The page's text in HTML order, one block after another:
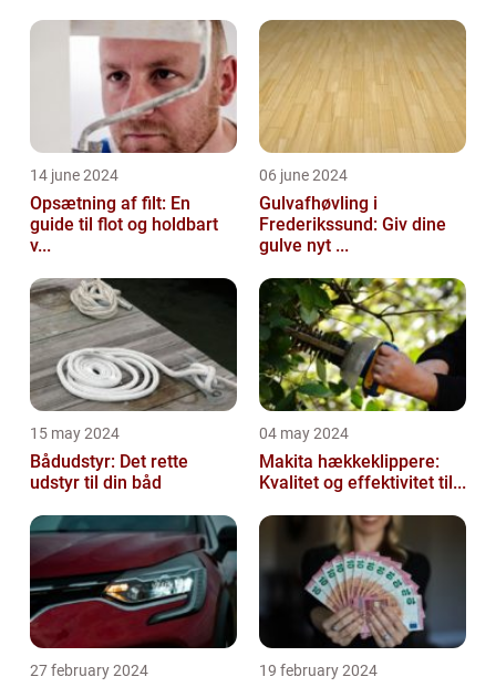
14 june 2024
Opsætning af filt: En
guide til flot og holdbart
v...
06 june 2024
Gulvafhøvling i
Frederikssund: Giv dine
gulve nyt ...
15 may 2024
Bådudstyr: Det rette
udstyr til din båd
04 may 2024
Makita hækkeklippere:
Kvalitet og effektivitet til...
27 february 2024 19 february 2024